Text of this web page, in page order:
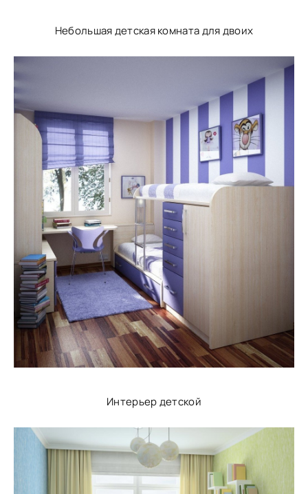
Небольшая детская комната для двоих
Интерьер детской